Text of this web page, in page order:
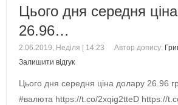
Цього дня середня
26.96…
2.06.2019, Неділя | 14:23 Автор допису:
Залишити відгук
Цього дня середня ціна долару 26.96
#валюта https://t.co/2xqig2tteD https://